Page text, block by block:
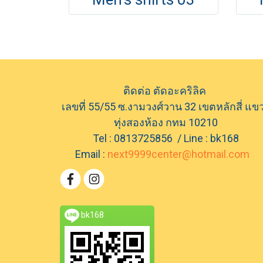
ติดต่อ ตัดอะคริลิค
เลขที่ 55/55 ซ.งามวงศ์วาน 32 เขตหลักสี่ แข
ทุ่งสองห้อง กทม 10210
Tel : 0813725856 / Line : bk168
Email : next9999center@hotmail.com
bk168